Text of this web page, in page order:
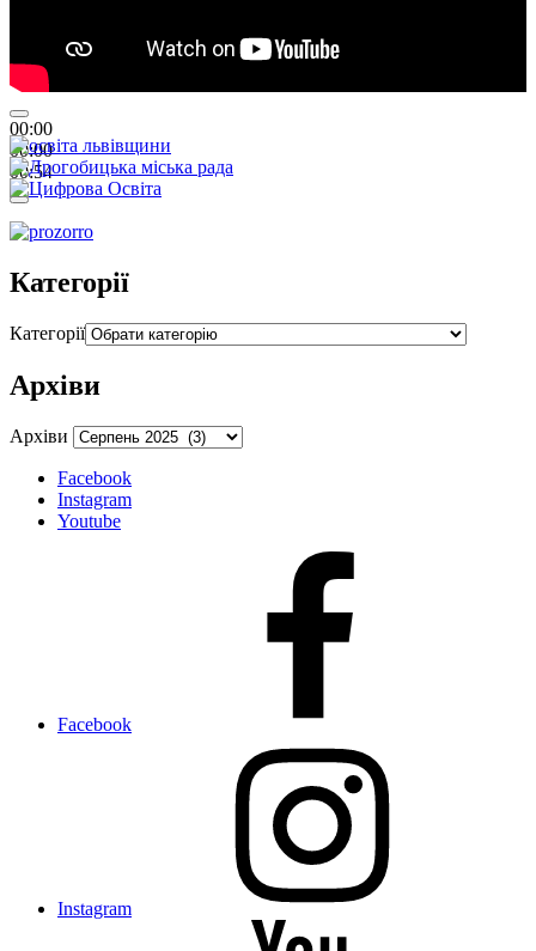
00:00
00:00
00:54
Категорії
Категорії
Архіви
Архіви
Facebook
Instagram
Youtube
Facebook
Instagram